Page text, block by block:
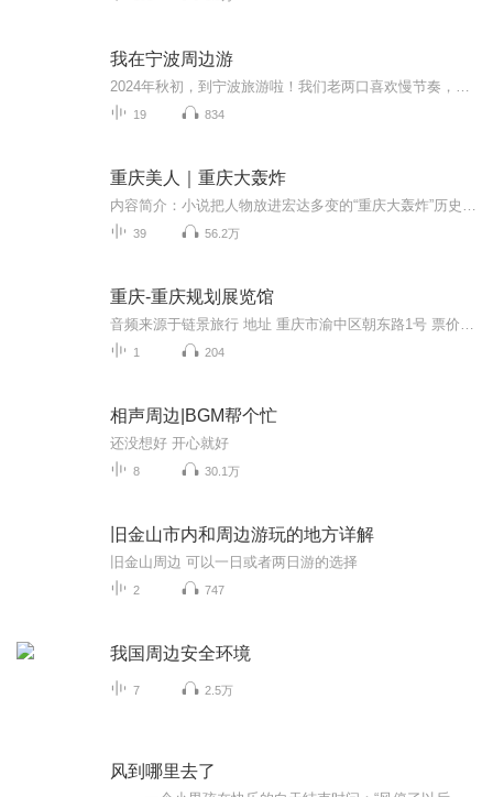
我在宁波周边游
19 834
重庆美人｜重庆大轰炸
39 56.2万
重庆-重庆规划展览馆
1 204
相声周边|BGM帮个忙
还没想好 开心就好
8 30.1万
旧金山市内和周边游玩的地方详解
旧金山周边 可以一日或者两日游的选择
2 747
我国周边安全环境
7 2.5万
风到哪里去了